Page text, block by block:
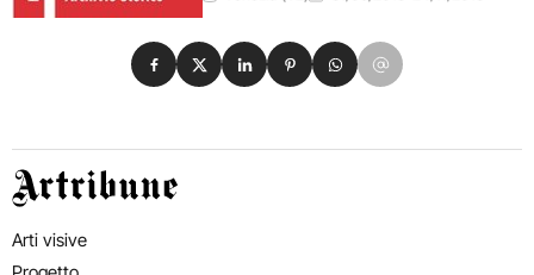
Condividi su Facebook
Condividi su X
Condividi su LinkedIn
Condividi su Pinterest
Condividi su WhatsApp
Condividi su Email
Artribune
Arti visive